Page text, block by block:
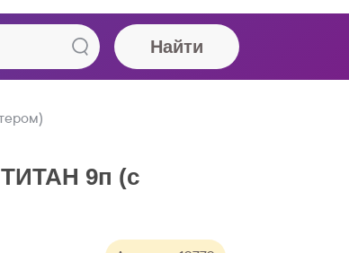
Найти
9п (с